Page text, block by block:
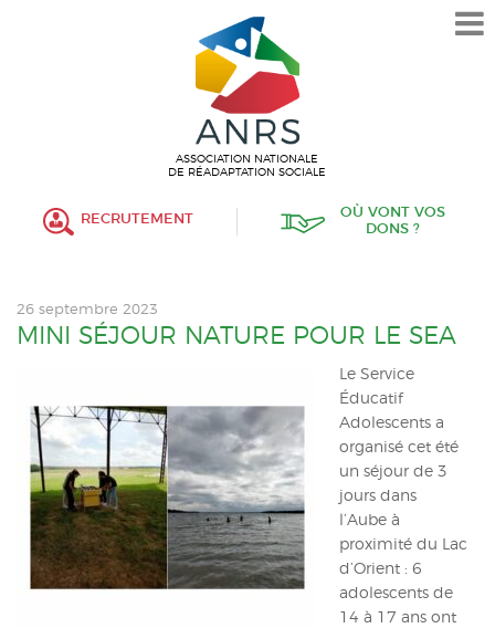
L’ASSOCIATION
HISTORIQUE
VALEURS ET ENGAGEMENT
ASSOCIATIF
FONCTIONNEMENT
POLITIQUE RH
ÉTABLISSEMENTS SERVICES
PROTECTION DE L’ENFANCE
INSERTION
ACTUALITÉS
CONTACT
ASSOCIATION NATIONALE
DE RÉADAPTATION SOCIALE
RECRUTEMENT
OÙ VONT VOS
DONS ?
26 septembre 2023
MINI SÉJOUR NATURE POUR LE SEA
Le Service
Éducatif
Adolescents a
organisé cet été
un séjour de 3
jours dans
l’Aube à
proximité du Lac
d’Orient : 6
adolescents de
14 à 17 ans ont